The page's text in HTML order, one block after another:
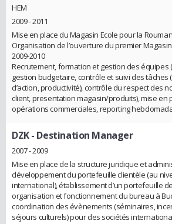
HEM
2009 - 2011
Mise en place du Magasin Ecole pour la
Organisation de l’ouverture du premier Magasin
2009-2010
Recrutement, formation et gestion des équipes
gestion budgetaire, contrôle et suivi des tâches
d’action, productivité), contrôle du respect des
client, presentation magasin/produits), mise en
opérations commerciales, reporting
DZK- Destination Manager
2007 - 2009
Mise en place de la structure juridique et
développement du portefeuille clientèle (au
international), établissement d’un portefeuille
organisation et fonctionnement du bureau à
coordination des évènements (séminaires,
séjours culturels) pour des sociétés